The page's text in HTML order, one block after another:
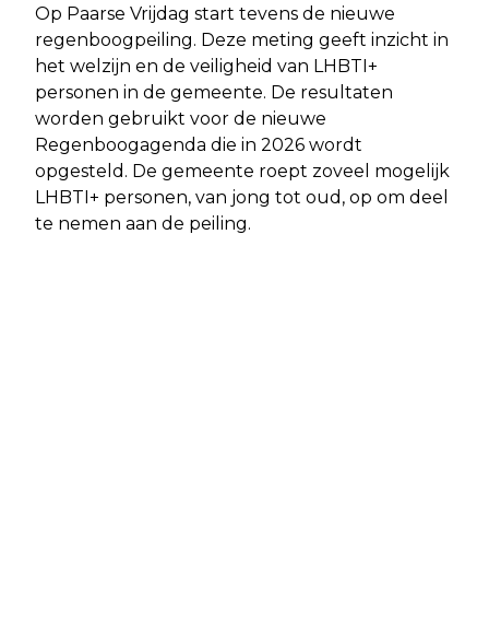
Op Paarse Vrijdag start tevens de nieuwe
regenboogpeiling. Deze meting geeft inzicht in
het welzijn en de veiligheid van LHBTI+
personen in de gemeente. De resultaten
worden gebruikt voor de nieuwe
Regenboogagenda die in 2026 wordt
opgesteld. De gemeente roept zoveel mogelijk
LHBTI+ personen, van jong tot oud, op om deel
te nemen aan de peiling.